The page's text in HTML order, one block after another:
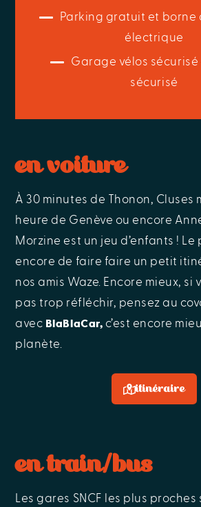
Parking gratuit et borne
électrique
Garage vélos sécurisé
sécurisé
en voiture
À 30 minutes de Thonon, Cluses
heure de Genève ou encore
Morzine est un jeu d’enfants ! Le
encore de faire faire un petit
nos amis Waze. Encore mieux, si
pas trop réfléchir, pensez au
avec BlaBlaCar, c’est encore
planète.
itinéraire
en train/bus
Les gares SNCF les plus